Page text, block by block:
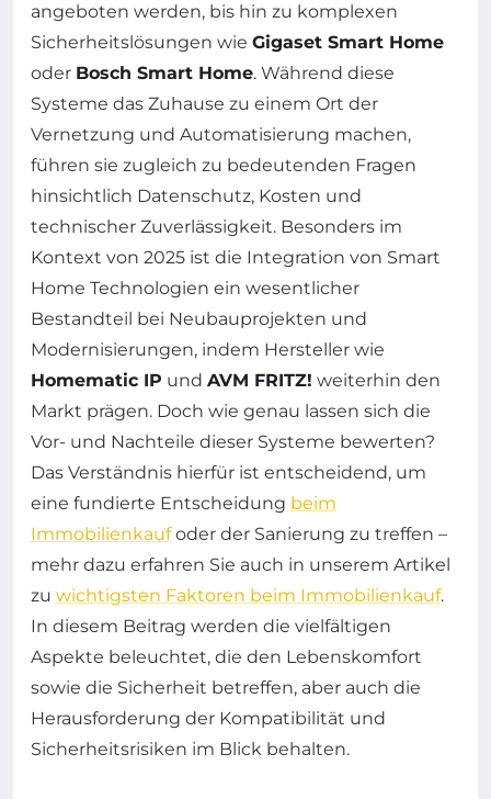
angeboten werden, bis hin zu komplexen
Sicherheitslösungen wie Gigaset Smart Home
oder Bosch Smart Home. Während diese
Systeme das Zuhause zu einem Ort der
Vernetzung und Automatisierung machen,
führen sie zugleich zu bedeutenden Fragen
hinsichtlich Datenschutz, Kosten und
technischer Zuverlässigkeit. Besonders im
Kontext von 2025 ist die Integration von Smart
Home Technologien ein wesentlicher
Bestandteil bei Neubauprojekten und
Modernisierungen, indem Hersteller wie
Homematic IP und AVM FRITZ! weiterhin den
Markt prägen. Doch wie genau lassen sich die
Vor- und Nachteile dieser Systeme bewerten?
Das Verständnis hierfür ist entscheidend, um
eine fundierte Entscheidung beim
Immobilienkaufoder der Sanierung zu treffen –
mehr dazu erfahren Sie auch in unserem Artikel
zu wichtigsten Faktoren beim Immobilienkauf.
In diesem Beitrag werden die vielfältigen
Aspekte beleuchtet, die den Lebenskomfort
sowie die Sicherheit betreffen, aber auch die
Herausforderung der Kompatibilität und
Sicherheitsrisiken im Blick behalten.